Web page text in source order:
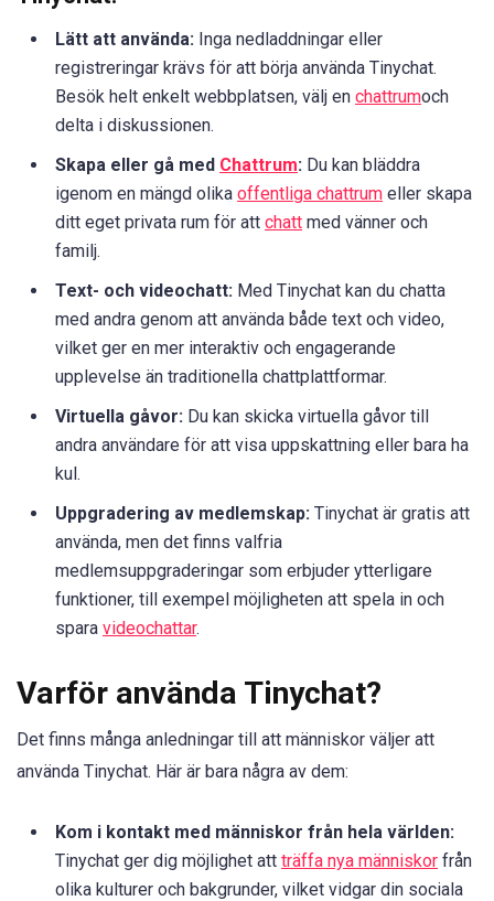
Lätt att använda: Inga nedladdningar eller
registreringar krävs för att börja använda Tinychat.
Besök helt enkelt webbplatsen, välj en chattrumoch
delta i diskussionen.
Skapa eller gå med Chattrum: Du kan bläddra
igenom en mängd olika offentliga chattrum eller skapa
ditt eget privata rum för att chatt med vänner och
familj.
Text- och videochatt: Med Tinychat kan du chatta
med andra genom att använda både text och video,
vilket ger en mer interaktiv och engagerande
upplevelse än traditionella chattplattformar.
Virtuella gåvor: Du kan skicka virtuella gåvor till
andra användare för att visa uppskattning eller bara ha
kul.
Uppgradering av medlemskap: Tinychat är gratis att
använda, men det finns valfria
medlemsuppgraderingar som erbjuder ytterligare
funktioner, till exempel möjligheten att spela in och
spara videochattar.
Varför använda Tinychat?
Det finns många anledningar till att människor väljer att
använda Tinychat. Här är bara några av dem:
Kom i kontakt med människor från hela världen:
Tinychat ger dig möjlighet att träffa nya människor från
olika kulturer och bakgrunder, vilket vidgar din sociala